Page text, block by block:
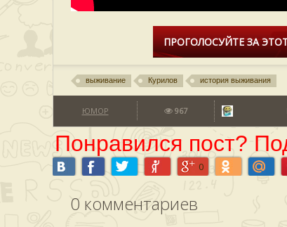
ПРОГОЛОСУЙТЕ ЗА
выживание Курилов история выживания
ЮМОР 967
Понравился пост?
0
0 комментариев